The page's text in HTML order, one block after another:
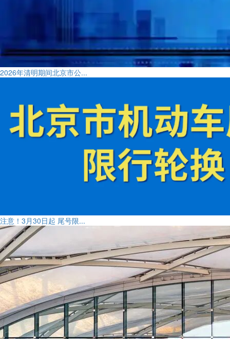
2026年清明期间北京市公...
注意！3月30日起 尾号限...